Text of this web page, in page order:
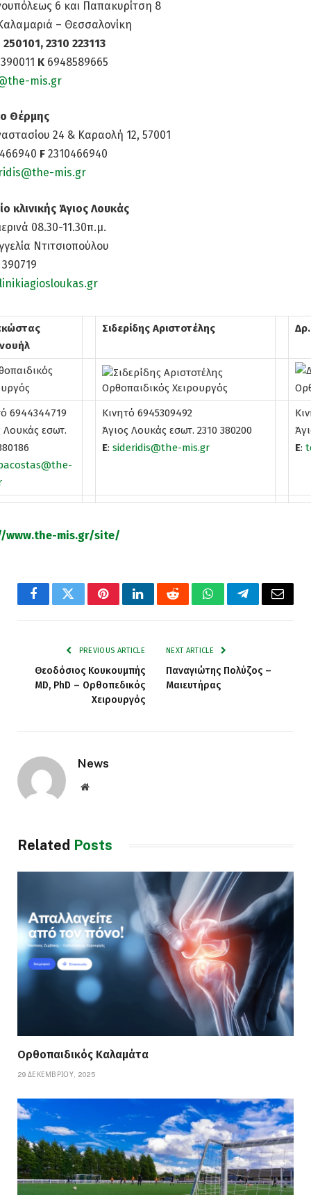
6 και Παπακυρίτση 8
– Θεσσαλονίκη
2310 223113
Κ 6948589665
mis.gr
Θέρμης
24 & Καραολή 12, 57001
F 2310466940
mis.gr
κλινικής Άγιος Λουκάς
08.30-11.30π.μ.
Ντιτσιοπούλου
Σιδερίδης Αριστοτέλης
6944344719
Λουκάς εσωτ.
Kινητό 6945309492
Άγιος Λουκάς εσωτ. 2310 380200
Ε: sideridis@the-mis.gr
Ε:
mis.gr/site/
FacebookTwitterPinterestLinkedInRedditWhatsAppTelegramEmail
PREVIOUS ARTICLE
Θεοδόσιος Κουκουμπής
MD, PhD – Ορθοπεδικός
Χειρουργός
NEXT ARTICLE
Παναγιώτης Πολύζος –
Μαιευτήρας
News
Website
Related Posts
Ορθοπαιδικός Καλαμάτα
29 ΔΕΚΕΜΒΡΊΟΥ, 2025